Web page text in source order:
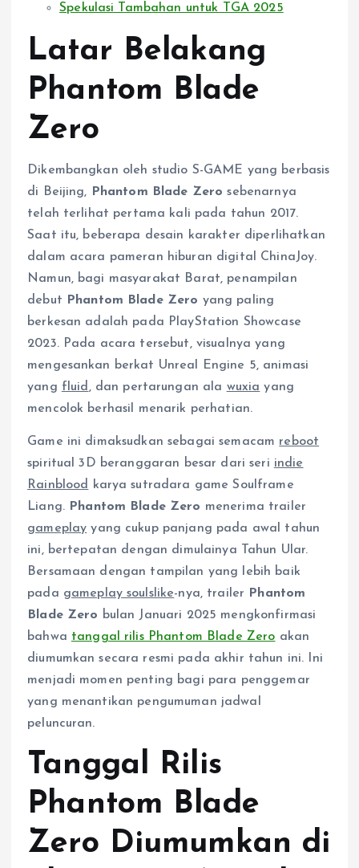
Spekulasi Tambahan untuk TGA 2025
Latar Belakang
Phantom Blade
Zero
Dikembangkan oleh studio S-GAME yang berbasis
di Beijing,
Phantom Blade Zero sebenarnya
telah terlihat pertama kali pada tahun 2017.
Saat itu, beberapa desain karakter diperlihatkan
dalam acara pameran hiburan digital ChinaJoy.
Namun, bagi masyarakat Barat, penampilan
debut
Phantom Blade Zero yang paling
berkesan adalah pada PlayStation Showcase
2023. Pada acara tersebut, visualnya yang
mengesankan berkat Unreal Engine 5, animasi
yang fluid , dan pertarungan ala wuxia yang
mencolok berhasil menarik perhatian.
Game ini dimaksudkan sebagai semacam reboot
spiritual 3D beranggaran besar dari seri indie
Rainblood
karya sutradara game Soulframe
Liang. Phantom Blade Zero menerima trailer
gameplay yang cukup panjang pada awal tahun
ini, bertepatan dengan dimulainya Tahun Ular.
Bersamaan dengan tampilan yang lebih baik
pada gameplay soulslike-nya, trailer
Phantom
Blade Zero bulan Januari 2025 mengkonfirmasi
bahwa tanggal rilis Phantom Blade Zero akan
diumumkan secara resmi pada akhir tahun ini. Ini
menjadi momen penting bagi para penggemar
yang menantikan pengumuman jadwal
peluncuran.
Tanggal Rilis
Phantom Blade
Zero Diumumkan di